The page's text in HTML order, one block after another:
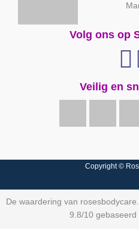
Volg ons op
Veilig en
Copyright ©
De waardering van
9.8/10 gebaseerd